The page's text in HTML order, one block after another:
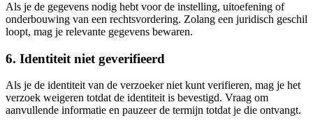
Als je de gegevens nodig hebt voor de instelling, uitoefening of
onderbouwing van een rechtsvordering. Zolang een juridisch geschil
loopt, mag je relevante gegevens bewaren.
6. Identiteit niet geverifieerd
Als je de identiteit van de verzoeker niet kunt verifieren, mag je het
verzoek weigeren totdat de identiteit is bevestigd. Vraag om
aanvullende informatie en pauzeer de termijn totdat je die ontvangt.